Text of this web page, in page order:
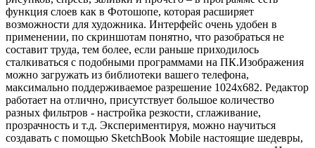
функция слоев как в Фотошопе, которая расширяет
возможности для художника. Интерфейс очень удобен в
применении, по скриншотам понятно, что разобраться не
составит труда, тем более, если раньше приходилось
сталкиваться с подобными программами на ПК.Изображения
можно загружать из библиотеки вашего телефона,
максимально поддерживаемое разрешение 1024х682. Редактор
работает на отлично, присутствует большое количество
разных фильтров - настройка резкости, сглаживание,
прозрачность и т.д. Экспериментируя, можно научиться
создавать с помощью SketchBook Mobile настоящие шедевры,